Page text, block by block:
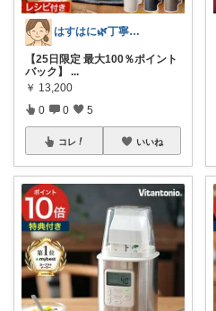
はすはに🌿丁寧な暮らし
【25日限定 最大100％ポイント
バック】
...
￥ 13,200
0 0 5
コレ いいね